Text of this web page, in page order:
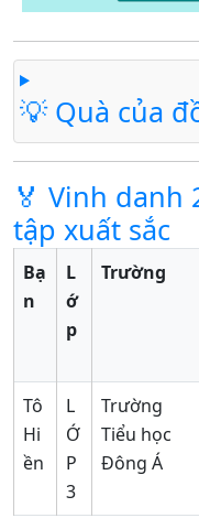
💡 Quà của
🏅 Vinh danh
tập xuất sắc
Bạ
n
L
ớ
p
Trường
Tô
Hi
ền
L
Ớ
P
3
Trường
Tiểu học
Đông Á